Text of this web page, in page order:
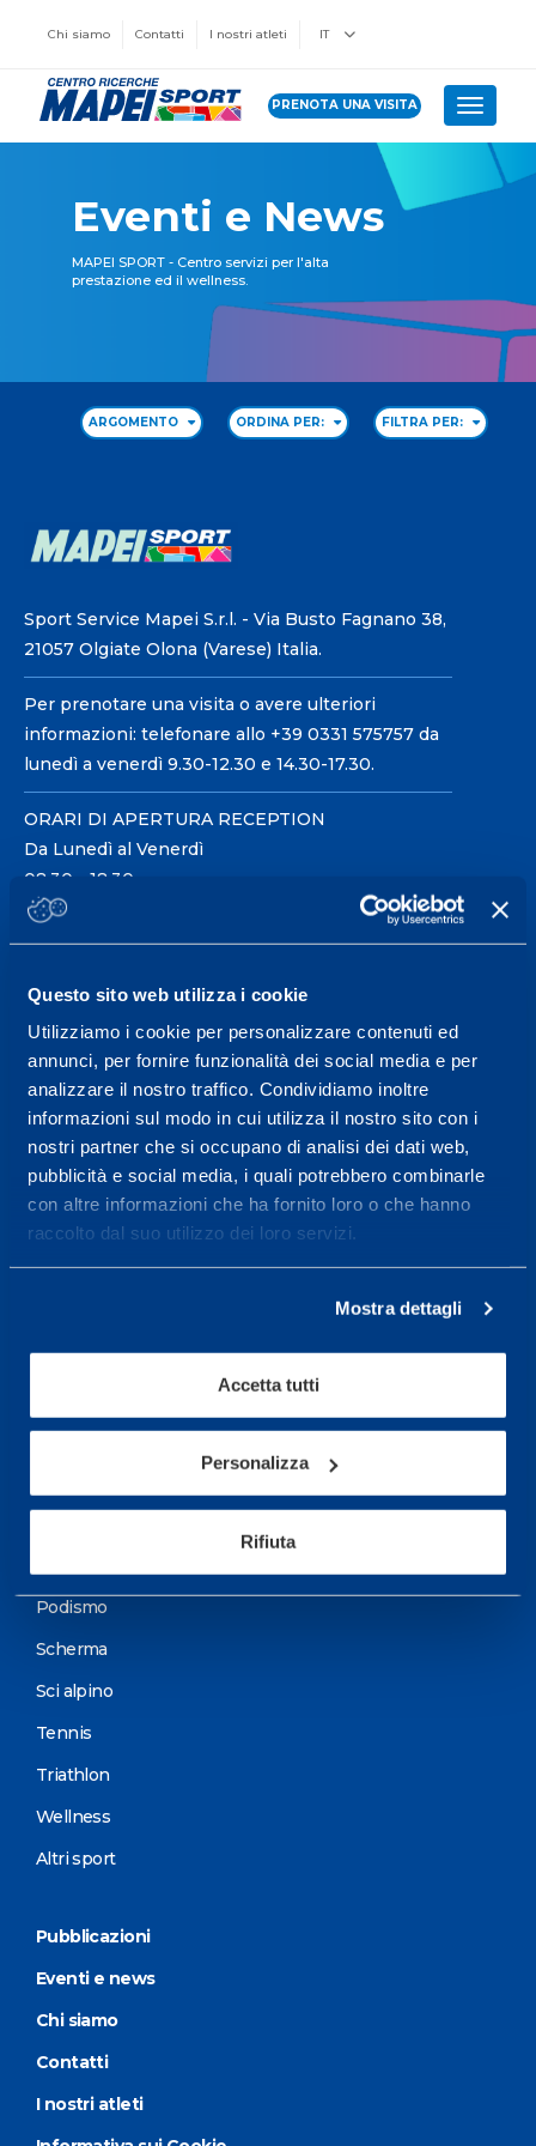
Questo sito web utilizza i cookie
Utilizziamo i cookie per personalizzare contenuti ed
annunci, per fornire funzionalità dei social media e per
analizzare il nostro traffico. Condividiamo inoltre
informazioni sul modo in cui utilizza il nostro sito con i
nostri partner che si occupano di analisi dei dati web,
pubblicità e social media, i quali potrebbero combinarle
con altre informazioni che ha fornito loro o che hanno
raccolto dal suo utilizzo dei loro servizi.
Mostra dettagli
Accetta tutti
Personalizza
Rifiuta
Chi siamo Contatti I nostri atleti IT
PRENOTA UNA VISITA Toggle
Eventi e News
MAPEI SPORT - Centro servizi per l'alta
prestazione ed il wellness.
ARGOMENTO ORDINA PER: FILTRA PER:
Sport Service Mapei S.r.l. - Via Busto Fagnano 38,
21057 Olgiate Olona (Varese) Italia.
Per prenotare una visita o avere ulteriori
informazioni: telefonare allo +39 0331 575757 da
lunedì a venerdì 9.30-12.30 e 14.30-17.30.
ORARI DI APERTURA RECEPTION
Da Lunedì al Venerdì
08.30 - 18.30
Centro servizi per l'alta
prestazione ed il
wellness.
Maggiori informazioni
Servizi
Servizi Medici
Test di valutazione
Podismo
Scherma
Sci alpino
Tennis
Triathlon
Wellness
Altri sport
Pubblicazioni
Eventi e news
Chi siamo
Contatti
I nostri atleti